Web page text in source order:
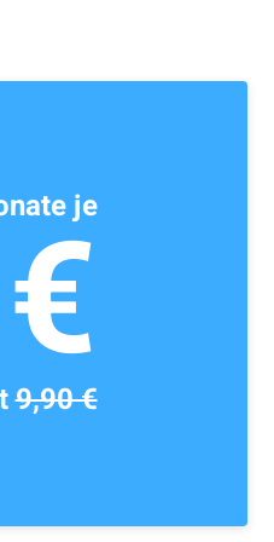
je
9,90 €